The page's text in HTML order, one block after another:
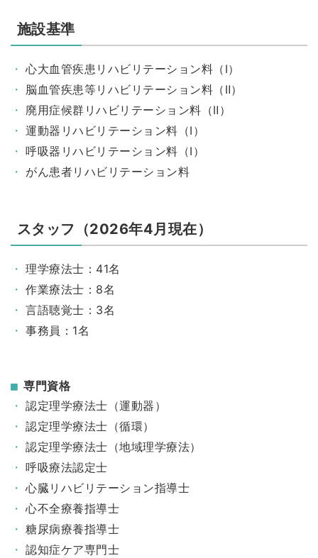
施設基準
心大血管疾患リハビリテーション料（Ⅰ）
脳血管疾患等リハビリテーション料（Ⅱ）
廃用症候群リハビリテーション料（Ⅱ）
運動器リハビリテーション料（Ⅰ）
呼吸器リハビリテーション料（Ⅰ）
がん患者リハビリテーション料
スタッフ（2026年4月現在）
理学療法士：41名
作業療法士：8名
言語聴覚士：3名
事務員：1名
専門資格
認定理学療法士（運動器）
認定理学療法士（循環）
認定理学療法士（地域理学療法）
呼吸療法認定士
心臓リハビリテーション指導士
心不全療養指導士
糖尿病療養指導士
認知症ケア専門士